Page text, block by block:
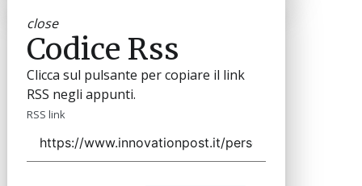
close
Codice Rss
Clicca sul pulsante per copiare il link
RSS negli appunti.
RSS link